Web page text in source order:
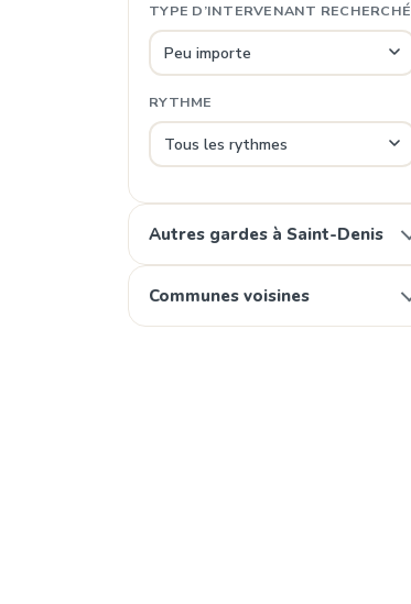
TYPE D’INTERVENANT RECHERCHÉ
RYTHME
Autres gardes à Saint-Denis
Communes voisines